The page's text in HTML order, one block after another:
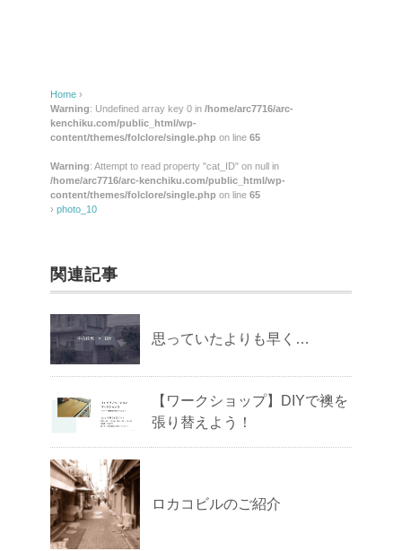
Home ›
Warning: Undefined array key 0 in /home/arc7716/arc-
kenchiku.com/public_html/wp-
content/themes/folclore/single.php on line 65
Warning: Attempt to read property "cat_ID" on null in
/home/arc7716/arc-kenchiku.com/public_html/wp-
content/themes/folclore/single.php on line 65
› photo_10
関連記事
思っていたよりも早く…
【ワークショップ】DIYで襖を
張り替えよう！
ロカコビルのご紹介